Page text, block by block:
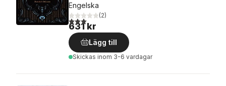
Engelska
3,0utav 5 stjärnor. Totalt antal röster:
(2)
631 kr
Lägg till
Skickas inom 3-6 vardagar